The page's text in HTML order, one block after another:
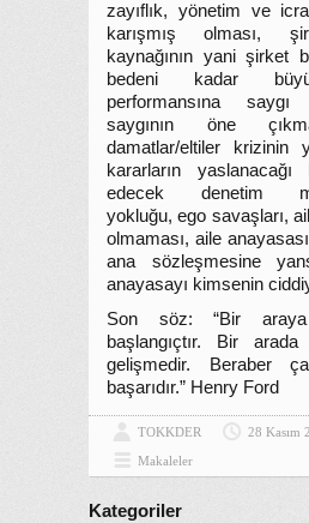
zayıflık, yönetim ve
karışmış olması,
kaynağının yani şirket
bedeni kadar
performansına
saygının öne
damatlar/eltiler krizinin
kararların yaslanacağı
edecek denetim
yokluğu, ego savaşları,
olmaması, aile
ana sözleşmesine
anayasayı kimsenin
Son söz: “Bir
başlangıçtır. Bir
gelişmedir. Beraber
başarıdır.” Henry Ford
TOKKDER
28 Kasım
Makaleler
Kategoriler